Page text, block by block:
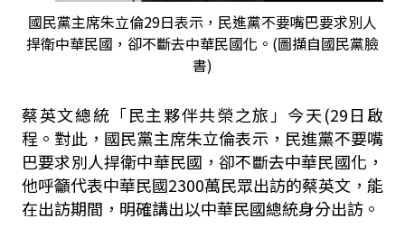
國民黨主席朱立倫29日表示，民進黨不要嘴巴要求別人
捍衛中華民國，卻不斷去中華民國化。(圖擷自國民黨臉
書)
蔡英文總統「民主夥伴共榮之旅」今天(29日啟
程。對此，國民黨主席朱立倫表示，民進黨不要嘴
巴要求別人捍衛中華民國，卻不斷去中華民國化，
他呼籲代表中華民國2300萬民眾出訪的蔡英文，能
在出訪期間，明確講出以中華民國總統身分出訪。